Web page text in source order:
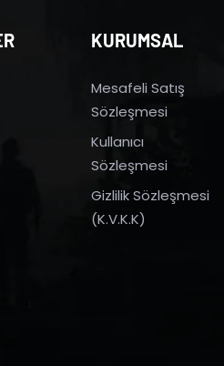
KURUMSAL
Mesafeli Satış
Sözleşmesi
Kullanıcı
Sözleşmesi
Gizlilik Sözleşmesi
(K.V.K.K)